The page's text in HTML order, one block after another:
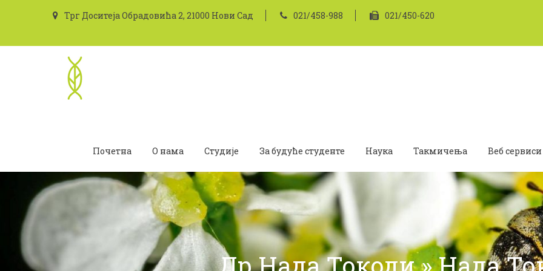
Трг Доситеја Обрадовића 2, 21000 Нови Сад 021/458-988 021/450-620
Почетна О нама Студије За будуће студенте Наука Такмичења Веб сервиси